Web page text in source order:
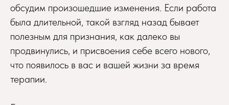
обсудим произошедшие изменения. Если работа
была длительной, такой взгляд назад бывает
полезным для признания, как далеко вы
продвинулись, и присвоения себе всего нового,
что появилось в вас и вашей жизни за время
терапии.